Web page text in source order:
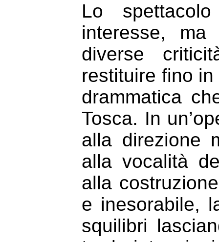
Lo
interesse,
diverse
restituire fino
drammatica
Tosca. In
alla direzione
alla vocalità
alla
e inesorabile,
squilibri